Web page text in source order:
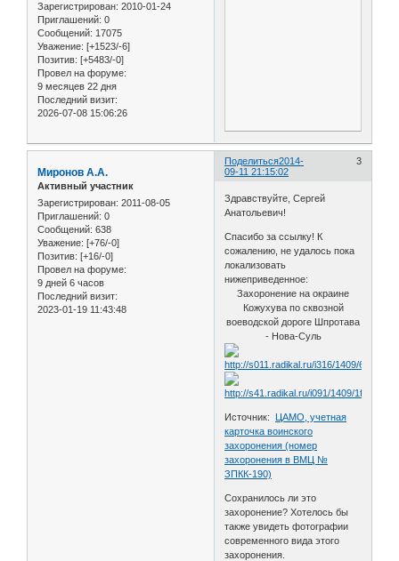
Зарегистрирован: 2010-01-24
Приглашений: 0
Сообщений: 17075
Уважение: [+1523/-6]
Позитив: [+5483/-0]
Провел на форуме:
9 месяцев 22 дня
Последний визит:
2026-07-08 15:06:26
Поделиться 3
2014-
09-11 21:15:02
Миронов А.А.
Активный участник
Зарегистрирован: 2011-08-05
Приглашений: 0
Сообщений: 638
Уважение: [+76/-0]
Позитив: [+16/-0]
Провел на форуме:
9 дней 6 часов
Последний визит:
2023-01-19 11:43:48
Здравствуйте, Сергей
Анатольевич!
Спасибо за ссылку! К
сожалению, не удалось пока
локализовать
нижеприведенное:
Захоронение на окраине
Кожухува по сквозной
воеводской дороге Шпротава
- Нова-Суль
Источник: ЦАМО, учетная
карточка воинского
захоронения (номер
захоронения в ВМЦ №
ЗПКК-190)
Сохранилось ли это
захоронение? Хотелось бы
также увидеть фотографии
современного вида этого
захоронения.